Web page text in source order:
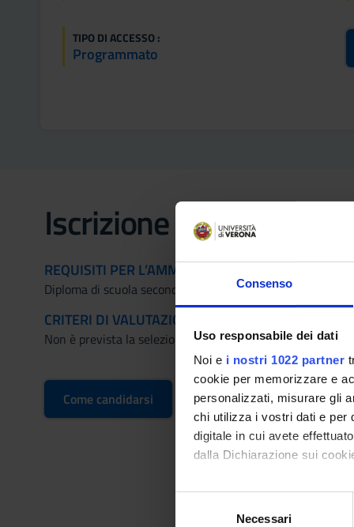
Consenso
Uso responsabile dei dati
Noi e i nostri 1022 partner
cookie per memorizzare e
personalizzati, misurare gli
chi utilizza i vostri dati e per
digitale in cui avete
dalla Dichiarazione sui
Con il tuo consenso,
raccogliere
Necessari
TIPO DI ACCESSO :
Programmato
Iscrizione al Corso
REQUISITI PER L’AMMISSIONE :
Diploma di scuola secondaria superiore.
CRITERI DI VALUTAZIONE PER L'AMMISSIONE :
Non è prevista la selezione dei candidati.
Come candidarsi